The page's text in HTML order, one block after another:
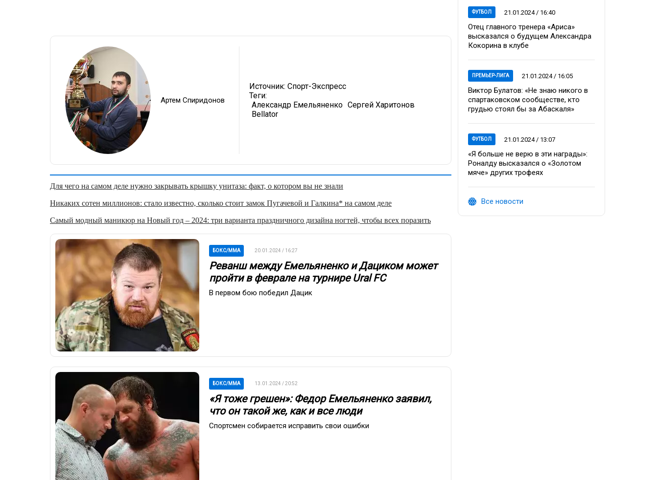
Артем Спиридонов
Источник: Спорт-Экспресс
Теги:
Александр Емельяненко Сергей Харитонов
Bellator
Для чего на самом деле нужно закрывать крышку унитаза: факт, о котором вы не знали
Никаких сотен миллионов: стало известно, сколько стоит замок Пугачевой и Галкина* на самом деле
Самый модный маникюр на Новый год – 2024: три варианта праздничного дизайна ногтей, чтобы всех поразить
БОКС/ММА 20.01.2024 / 16:27
Реванш между Емельяненко и Дациком может
пройти в феврале на турнире Ural FC
В первом бою победил Дацик
БОКС/ММА 13.01.2024 / 20:52
«Я тоже грешен»: Федор Емельяненко заявил,
что он такой же, как и все люди
Спортсмен собирается исправить свои ошибки
ФУТБОЛ 21.01.2024 / 16:40
Отец главного тренера «Ариса»
высказался о будущем Александра
Кокорина в клубе
ПРЕМЬЕР-ЛИГА 21.01.2024 / 16:05
Виктор Булатов: «Не знаю никого в
спартаковском сообществе, кто
грудью стоял бы за Абаскаля»
ФУТБОЛ 21.01.2024 / 13:07
«Я больше не верю в эти награды»:
Роналду высказался о «Золотом
мяче» других трофеях
Все новости